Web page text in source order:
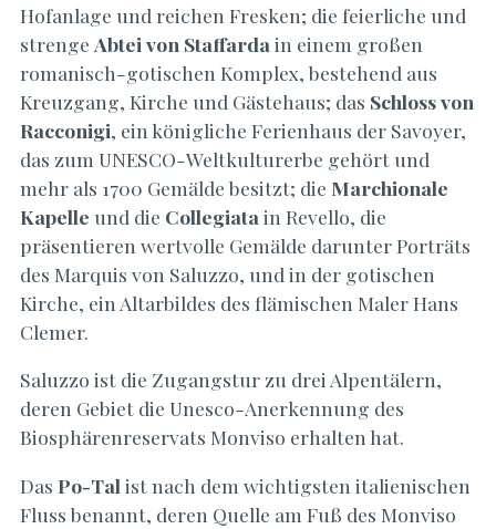
Hofanlage und reichen Fresken; die feierliche und
strenge Abtei von Staffarda in einem großen
romanisch-gotischen Komplex, bestehend aus
Kreuzgang, Kirche und Gästehaus; das Schloss von
Racconigi, ein königliche Ferienhaus der Savoyer,
das zum UNESCO-Weltkulturerbe gehört und
mehr als 1700 Gemälde besitzt; die Marchionale
Kapelle und die Collegiata in Revello, die
präsentieren wertvolle Gemälde darunter Porträts
des Marquis von Saluzzo, und in der gotischen
Kirche, ein Altarbildes des flämischen Maler Hans
Clemer.
Saluzzo ist die Zugangstur zu drei Alpentälern,
deren Gebiet die Unesco-Anerkennung des
Biosphärenreservats Monviso erhalten hat.
Das Po-Tal ist nach dem wichtigsten italienischen
Fluss benannt, deren Quelle am Fuß des Monviso